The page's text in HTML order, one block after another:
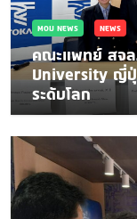
MOU NEWS NEWS
คณะแพทย์ สจ
University ญี่ปุ่
ระดับโลก